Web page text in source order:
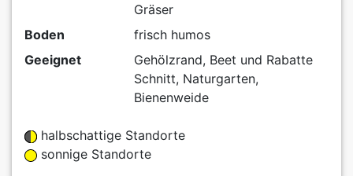
Gräser
Boden
frisch humos
Geeignet
Gehölzrand, Beet und Rabatte
Schnitt, Naturgarten,
Bienenweide
halbschattige Standorte
sonnige Standorte